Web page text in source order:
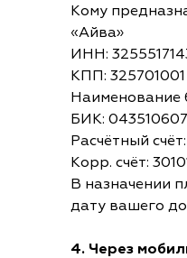
Кому
«Айва»
ИНН:
КПП: 325701001
Наименование
БИК: 043510607
Расчётный
Корр. счёт:
В назначении
дату вашего
4. Через